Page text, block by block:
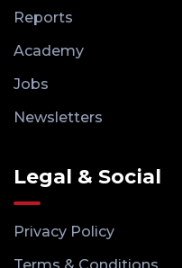
Reports
Academy
Jobs
Newsletters
Legal & Social
Privacy Policy